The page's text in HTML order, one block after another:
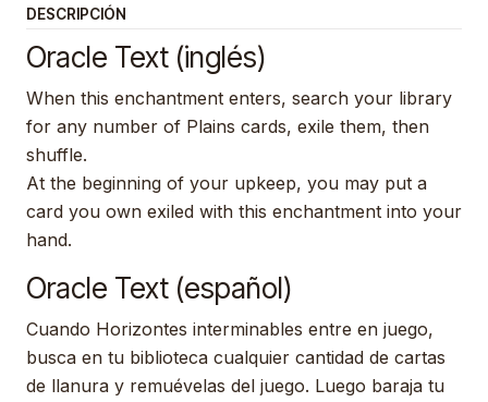
DESCRIPCIÓN
Oracle Text (inglés)
When this enchantment enters, search your library
for any number of Plains cards, exile them, then
shuffle.
At the beginning of your upkeep, you may put a
card you own exiled with this enchantment into your
hand.
Oracle Text (español)
Cuando Horizontes interminables entre en juego,
busca en tu biblioteca cualquier cantidad de cartas
de llanura y remuévelas del juego. Luego baraja tu